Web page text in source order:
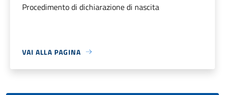
Procedimento di dichiarazione di nascita
VAI ALLA PAGINA